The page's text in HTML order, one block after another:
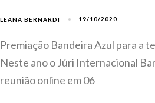
LEANA BERNARDI 19/10/2020
Premiação Bandeira Azul para a
Neste ano o Júri Internacional
reunião online em 06